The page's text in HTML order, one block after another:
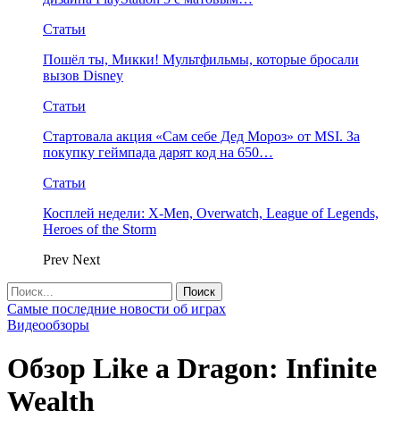
Статьи
Пошёл ты, Микки! Мультфильмы, которые бросали
вызов Disney
Статьи
Стартовала акция «Сам себе Дед Мороз» от MSI. За
покупку геймпада дарят код на 650…
Статьи
Косплей недели: X-Men, Overwatch, League of Legends,
Heroes of the Storm
Prev Next
Самые последние новости об играх
Видеообзоры
Обзор Like a Dragon: Infinite
Wealth